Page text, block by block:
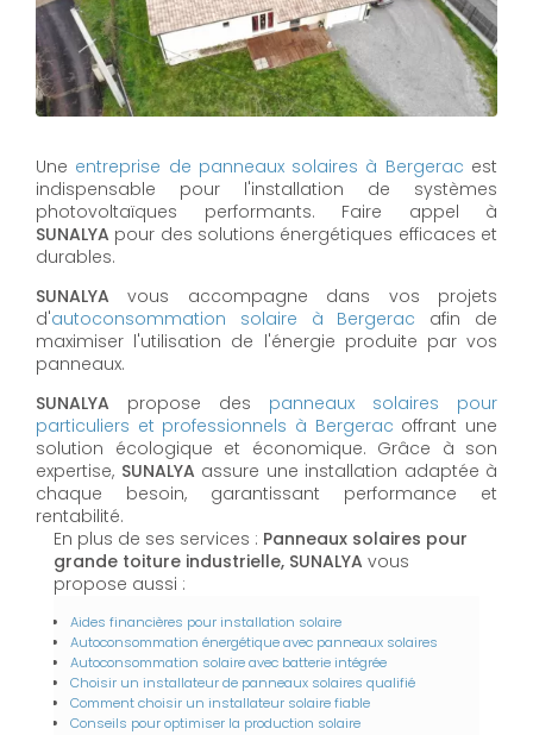
Une entreprise de panneaux solaires à Bergerac est
indispensable pour l'installation de systèmes
photovoltaïques performants. Faire appel à
SUNALYA pour des solutions énergétiques efficaces et
durables.
SUNALYA vous accompagne dans vos projets
d'autoconsommation solaire à Bergerac afin de
maximiser l'utilisation de l'énergie produite par vos
panneaux.
SUNALYA propose des panneaux solaires pour
particuliers et professionnels à Bergerac offrant une
solution écologique et économique. Grâce à son
expertise, SUNALYA assure une installation adaptée à
chaque besoin, garantissant performance et
rentabilité.
En plus de ses services : Panneaux solaires pour
grande toiture industrielle, SUNALYA vous
propose aussi :
Aides financières pour installation solaire
Autoconsommation énergétique avec panneaux solaires
Autoconsommation solaire avec batterie intégrée
Choisir un installateur de panneaux solaires qualifié
Comment choisir un installateur solaire fiable
Conseils pour optimiser la production solaire